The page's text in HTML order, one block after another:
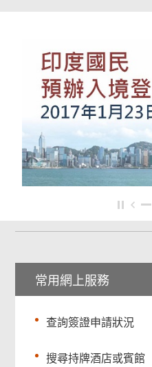
常用網上服務
查詢簽證申請狀況
搜尋持牌酒店或賓館